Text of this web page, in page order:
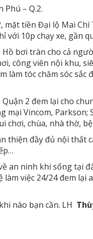
Phú – Q.2.
mặt tiền Đại lộ Mai Chí
với 10p chạy xe, gần
bơi tràn cho cả
công viên nội khu,
làm tóc chăm sóc sắc
2 đem lại cho
Vincom, Parkson;
chơi, chùa, nhà thờ,
thiện đầy đủ nội thất
an ninh khi sống tại
việc 24/24 đem lại
nào bạn cần. LH